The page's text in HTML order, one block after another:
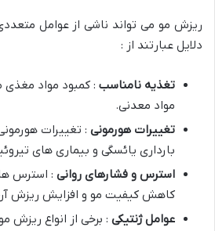
ریزش مو می تواند ناشی از عوامل
دلایل عبارتند از :
تغذیه نامناسب : کمبود مواد مغذی
مواد معدنی.
تغییرات هورمونی : تغییرات
بارداری یائسگی و بیماری های
استرس و فشارهای روانی : استرس
کاهش کیفیت مو و افزایش ریزش
عوامل ژنتیکی : برخی از انواع ریزش